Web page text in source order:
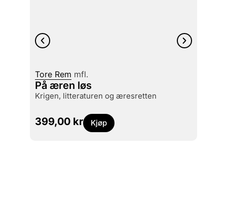
Tore Rem mfl.
På æren løs
krigen, litteraturen og æresretten
399,00 kr Kjøp